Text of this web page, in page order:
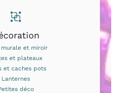
murale et miroir
et plateaux
et caches pots
Lanternes
déco